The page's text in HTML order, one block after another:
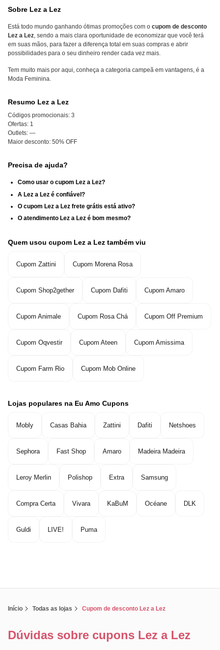
Sobre Lez a Lez
Está todo mundo ganhando ótimas promoções com o cupom de desconto
Lez a Lez, sendo a mais clara oportunidade de economizar que você terá
em suas mãos, para fazer a diferença total em suas compras e abrir
possibilidades para o seu dinheiro render cada vez mais.
Tem muito mais por aqui, conheça a categoria campeã em vantagens, é a
Moda Feminina.
Resumo Lez a Lez
Códigos promocionais: 3
Ofertas: 1
Outlets: —
Maior desconto: 50% OFF
Precisa de ajuda?
Como usar o cupom Lez a Lez?
A Lez a Lez é confiável?
O cupom Lez a Lez frete grátis está ativo?
O atendimento Lez a Lez é bom mesmo?
Quem usou cupom Lez a Lez também viu
Cupom Zattini Cupom Morena Rosa
Cupom Shop2gether Cupom Dafiti Cupom Amaro
Cupom Animale Cupom Rosa Chá Cupom Off Premium
Cupom Oqvestir Cupom Ateen Cupom Amissima
Cupom Farm Rio Cupom Mob Online
Lojas populares na Eu Amo Cupons
Mobly Casas Bahia Zattini Dafiti Netshoes
Sephora Fast Shop Amaro Madeira Madeira
Leroy Merlin Polishop Extra Samsung
Compra Certa Vivara KaBuM Océane DLK
Guldi LIVE! Puma
Início Todas as lojas Cupom de desconto Lez a Lez
Dúvidas sobre cupons Lez a Lez